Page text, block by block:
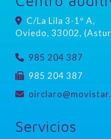
C/La Lila 3-1º A,
Oviedo, 33002,
985 204 387
985 204 387
oirclaro
Servicios